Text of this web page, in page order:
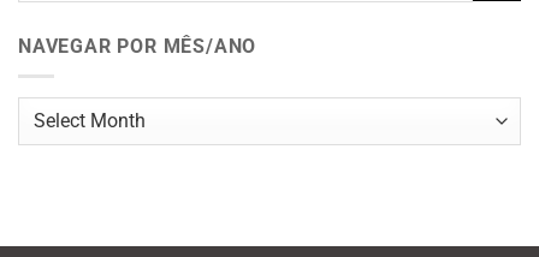
NAVEGAR POR MÊS/ANO
Navegar